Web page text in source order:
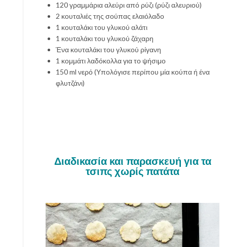
120 γραμμάρια αλεύρι από ρύζι (ρύζι αλευριού)
2 κουταλιές της σούπας ελαιόλαδο
1 κουταλάκι του γλυκού αλάτι
1 κουταλάκι του γλυκού ζάχαρη
Ένα κουταλάκι του γλυκού ρίγανη
1 κομμάτι λαδόκολλα για το ψήσιμο
150 ml νερό (Υπολόγισε περίπου μία κούπα ή ένα
φλυτζάνι)
Διαδικασία και παρασκευή για τα
τσιπς χωρίς πατάτα